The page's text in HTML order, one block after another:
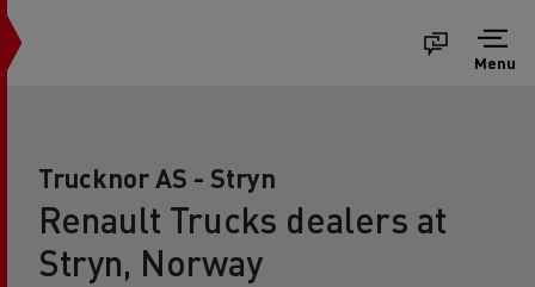
Menu
Trucknor AS - Stryn
Renault Trucks dealers at
Stryn, Norway